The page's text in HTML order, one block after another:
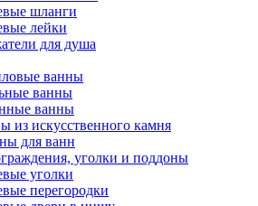
шланги
лейки
для душа
ванны
ванны
ванны
из искусственного камня
для ванн
уголки и поддоны
уголки
перегородки